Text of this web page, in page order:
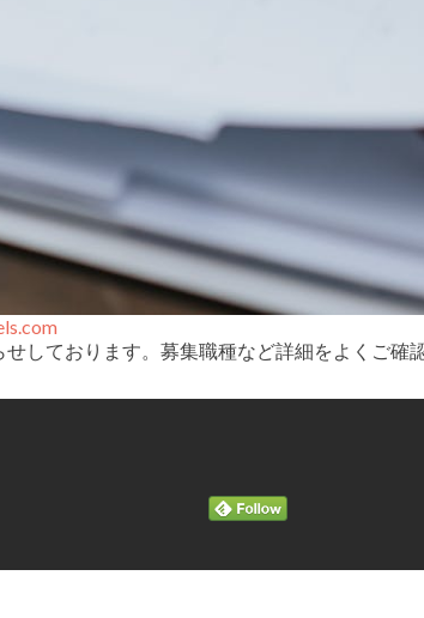
しております。募集職種など詳細をよくご確